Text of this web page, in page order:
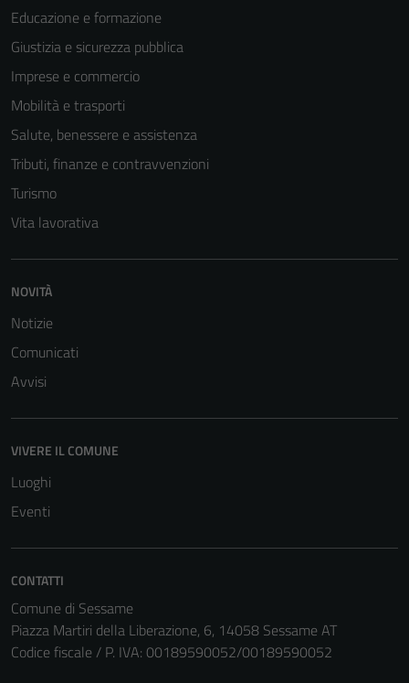
Educazione e formazione
Giustizia e sicurezza pubblica
Imprese e commercio
Mobilità e trasporti
Salute, benessere e assistenza
Tributi, finanze e contravvenzioni
Turismo
Vita lavorativa
NOVITÀ
Notizie
Comunicati
Avvisi
VIVERE IL COMUNE
Luoghi
Eventi
CONTATTI
Comune di Sessame
Piazza Martiri della Liberazione, 6, 14058 Sessame AT
Codice fiscale / P. IVA: 00189590052/00189590052